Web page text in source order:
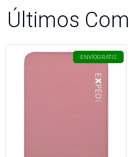
Últimos
ENVÍOGRATIS